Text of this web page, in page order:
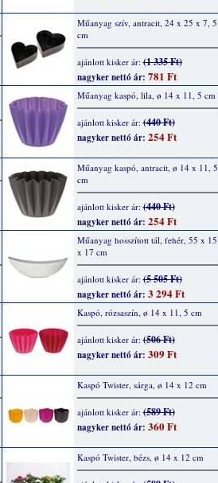
Műanyag szív, antracit, 24 x 25 x 7, 5
cm
ajánlott kisker ár:(1 335 Ft)
nagyker nettó ár: 781 Ft
Műanyag kaspó, lila, ø 14 x 11, 5 cm
ajánlott kisker ár:(440 Ft)
nagyker nettó ár: 254 Ft
Műanyag kaspó, antracit, ø 14 x 11, 5
cm
ajánlott kisker ár:(440 Ft)
nagyker nettó ár: 254 Ft
Műanyag hosszított tál, fehér, 55 x 15
x 17 cm
ajánlott kisker ár:(5 505 Ft)
nagyker nettó ár: 3 294 Ft
Kaspó, rózsaszín, ø 14 x 11, 5 cm
ajánlott kisker ár:(506 Ft)
nagyker nettó ár: 309 Ft
Kaspó Twister, sárga, ø 14 x 12 cm
ajánlott kisker ár:(589 Ft)
nagyker nettó ár: 360 Ft
Kaspó Twister, bézs, ø 14 x 12 cm